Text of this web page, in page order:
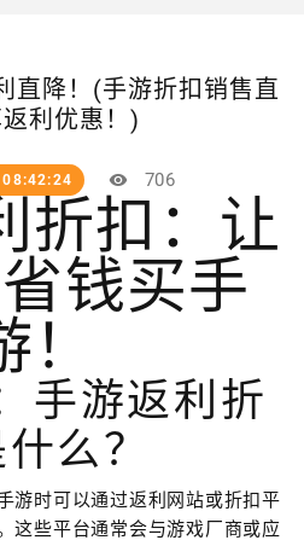
直降！(手游折扣销售直
利优惠！)
706
折扣：让
钱买手
！
手游返利折
么？
游时可以通过返利网站或折扣平
这些平台通常会与游戏厂商或应